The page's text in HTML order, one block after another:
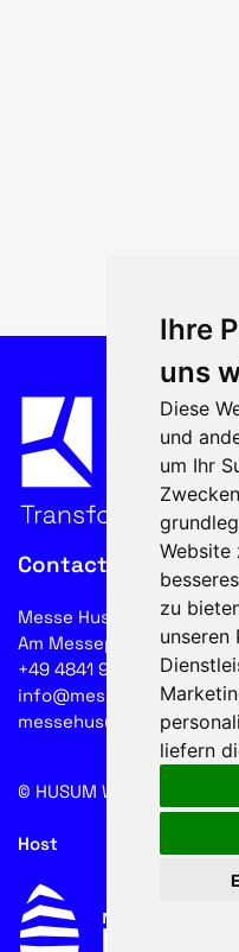
Ihre
uns
Diese
und
um Ihr
Website
zu
unseren
liefern
Contact
Messe Husum & Congress
Am Messeplatz 12-18,
+49 4841 902-0
info@messehusum.com
messehusum.com
© HUSUM WIND
Host